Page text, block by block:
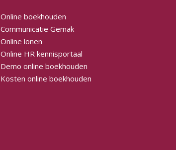
Online boekhouden
Communicatie Gemak
Online lonen
Online HR kennisportaal
Demo online boekhouden
Kosten online boekhouden